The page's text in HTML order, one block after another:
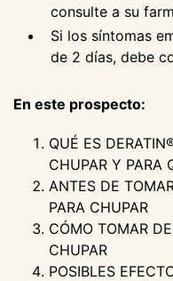
consulte a su
Si los síntomas
de 2 días, debe
En este prospecto:
QUÉ ES
CHUPAR Y PARA
ANTES DE
PARA CHUPAR
CÓMO TOMAR
CHUPAR
POSIBLES